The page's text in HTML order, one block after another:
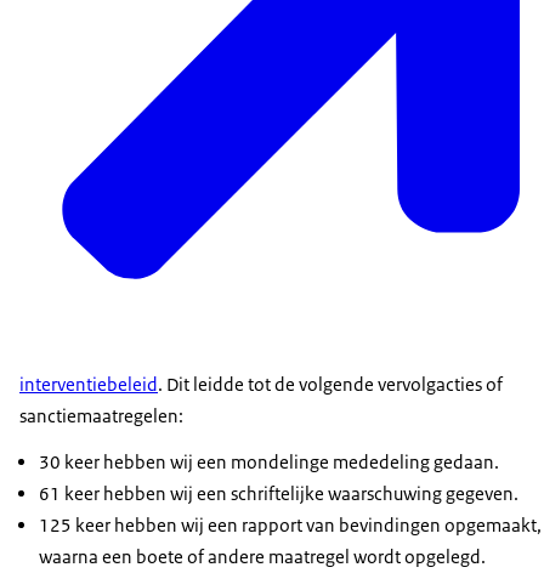
interventiebeleid. Dit leidde tot de volgende vervolgacties of
sanctiemaatregelen:
30 keer hebben wij een mondelinge mededeling gedaan.
61 keer hebben wij een schriftelijke waarschuwing gegeven.
125 keer hebben wij een rapport van bevindingen opgemaakt,
waarna een boete of andere maatregel wordt opgelegd.